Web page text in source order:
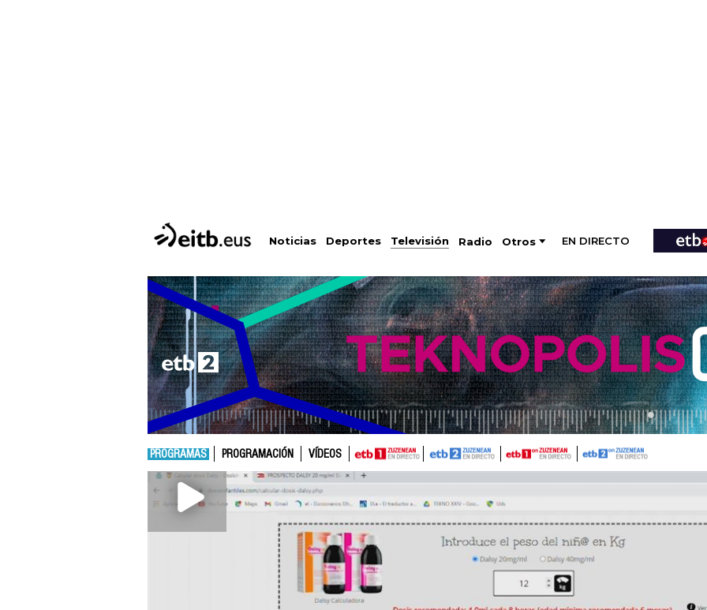
Noticias Deportes Televisión Radio Otros EN DIRECTO
PROGRAMAS PROGRAMACIÓN VÍDEOS